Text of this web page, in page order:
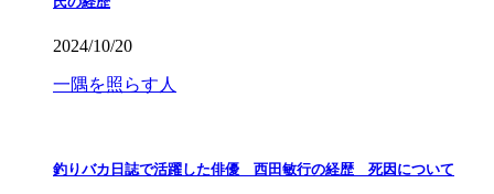
2024/10/20
一隅を照らす人
釣りバカ日誌で活躍した俳優 西田敏行の経歴 死因について